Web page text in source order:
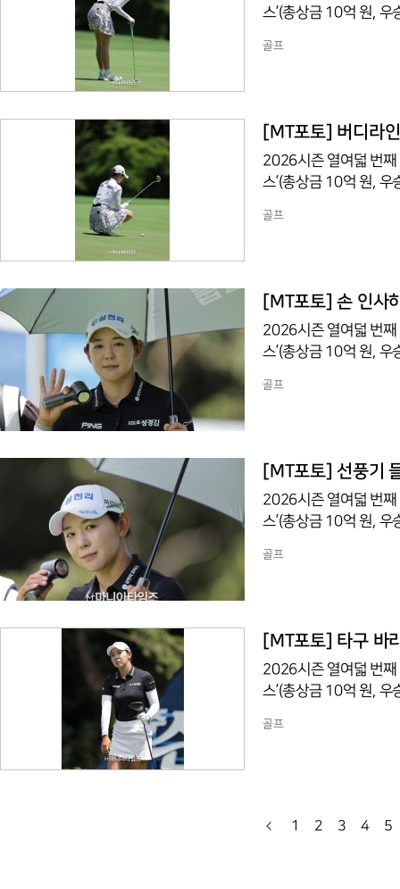
스’(총상금 10억 원,
번 홀에서 경기하고 있
골프
[MT포토] 버디라
2026시즌 열여덟 번째
스’(총상금 10억 원,
번 홀에서 경기하고 있
골프
[MT포토] 손 인사
2026시즌 열여덟 번째
스’(총상금 10억 원,
천리)이 1번 홀에서 경
골프
[MT포토] 선풍기
2026시즌 열여덟 번째
스’(총상금 10억 원,
천리)이 1번 홀에서 경
골프
[MT포토] 타구 바
2026시즌 열여덟 번째
스’(총상금 10억 원,
천리)이 1번 홀에서 경
골프
1 2 3 4 5